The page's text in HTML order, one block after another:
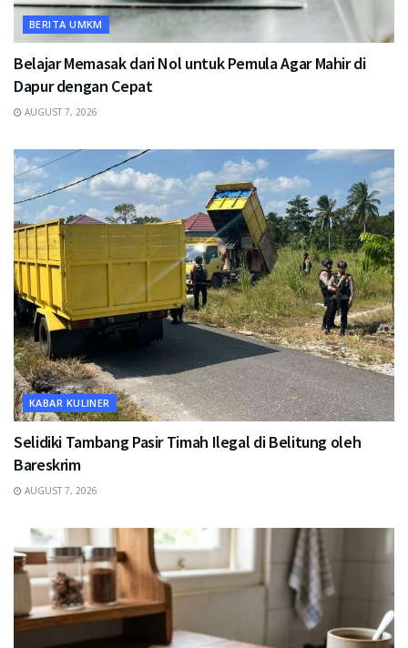
BERITA UMKM
Belajar Memasak dari Nol untuk Pemula Agar Mahir di
Dapur dengan Cepat
AUGUST 7, 2026
KABAR KULINER
Selidiki Tambang Pasir Timah Ilegal di Belitung oleh
Bareskrim
AUGUST 7, 2026